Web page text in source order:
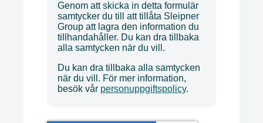
Genom att skicka in detta formulär
samtycker du till att tillåta Sleipner
Group att lagra den information du
tillhandahåller. Du kan dra tillbaka
alla samtycken när du vill.
Du kan dra tillbaka alla samtycken
när du vill. För mer information,
besök vår personuppgiftspolicy.